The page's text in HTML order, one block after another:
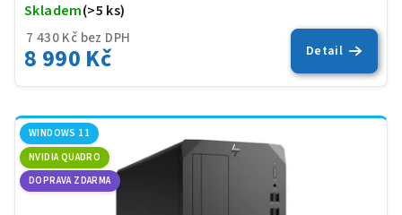
7 430 Kč bez DPH
8 990 Kč
Skladem(>5 ks)
5,0
z
5
Detail
WINDOWS 11
NVIDIA QUADRO
DOPRAVA ZDARMA